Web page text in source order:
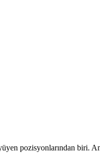
pozisyonlarından biri.